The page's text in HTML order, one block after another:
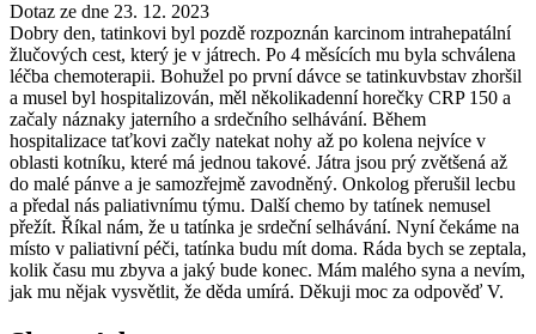
Dotaz ze dne 23. 12. 2023
Dobry den, tatinkovi byl pozdě rozpoznán karcinom intrahepatální
žlučových cest, který je v játrech. Po 4 měsících mu byla schválena
léčba chemoterapii. Bohužel po první dávce se tatinkuvbstav zhoršil
a musel byl hospitalizován, měl několikadenní horečky CRP 150 a
začaly náznaky jaterního a srdečního selhávání. Během
hospitalizace taťkovi začly natekat nohy až po kolena nejvíce v
oblasti kotníku, které má jednou takové. Játra jsou prý zvětšená až
do malé pánve a je samozřejmě zavodněný. Onkolog přerušil lecbu
a předal nás paliativnímu týmu. Další chemo by tatínek nemusel
přežít. Říkal nám, že u tatínka je srdeční selhávání. Nyní čekáme na
místo v paliativní péči, tatínka budu mít doma. Ráda bych se zeptala,
kolik času mu zbyva a jaký bude konec. Mám malého syna a nevím,
jak mu nějak vysvětlit, že děda umírá. Děkuji moc za odpověď V.